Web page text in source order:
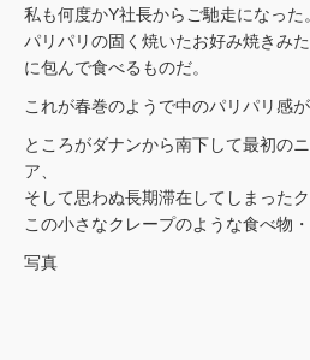
私も何度かY社長からご馳走になった。
パリパリの固く焼いたお好み焼きみ
に包んで食べるものだ。
これが春巻のようで中のパリパリ感
ところがダナンから南下して最初の
ア、
そして思わぬ長期滞在してしまった
この小さなクレープのような食べ物・
写真